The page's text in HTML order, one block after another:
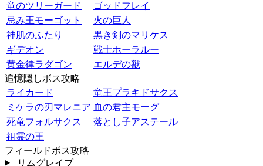
竜のツリーガード
ゴッドフレイ
忌み王モーゴット
火の巨人
神肌のふたり
黒き剣のマリケス
ギデオン
戦士ホーラルー
黄金律ラダゴン
エルデの獣
追憶隠しボス攻略
ライカード
竜王プラキドサクス
ミケラの刃マレニア 血の君主モーグ
死竜フォルサクス
落とし子アステール
祖霊の王
フィールドボス攻略
リムグレイブ